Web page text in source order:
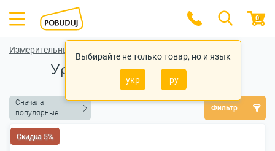
Выбирайте не только товар, но и язык
укр ру
0
Измерительный инструмент
Уровень строительный
Сначала
популярные
Фильтр
Скидка 5%